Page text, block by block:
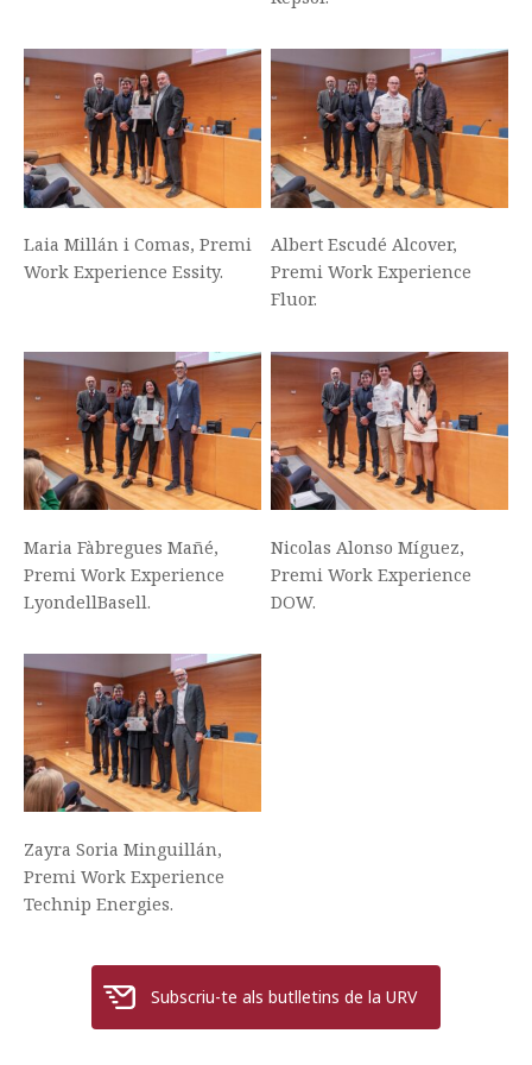
Laia Millán i Comas, Premi
Work Experience Essity.
Albert Escudé Alcover,
Premi Work Experience
Fluor.
Maria Fàbregues Mañé,
Premi Work Experience
LyondellBasell.
Nicolas Alonso Míguez,
Premi Work Experience
DOW.
Zayra Soria Minguillán,
Premi Work Experience
Technip Energies.
Subscriu-te als butlletins de la URV